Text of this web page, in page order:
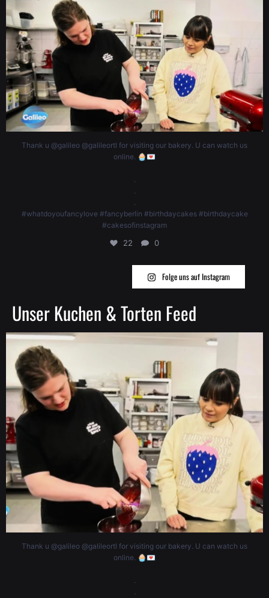
.
.
#whatdoyoufancylove #fancyberlin #birthdaycakes #birthdaycake
#cakesofinstagram
22 0
Thank u @galileo @galileortl for visiting our bakery. U can watch us
online. 🧁💌
.
.
.
#whatdoyoufancylove #fancyberlin #birthdaycakes #birthdaycake
#cakesofinstagram
22 0
Folge uns auf Instagram
Unser Kuchen & Torten Feed
Thank u @galileo @galileortl for visiting our bakery. U can watch us online.
.
#whatdoyoufancylove #fancyberlin #birthdaycakes #birthdaycake
#cakesofinstagram
8 2
Thank u @galileo @galileortl for visiting our bakery. U can watch us
online. 🧁💌